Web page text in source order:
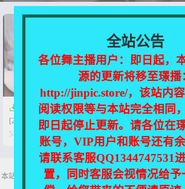
主播合集
用户中心
正在为您加载新内容

快手倩宝宝 付费诱惑自拍
[20V/100M]
5年前
0  154
本站所有资源均收集自互联网，仅供个人欣赏交流，如
我们，我们将尽快处理！
全站公告
各位舞主播用户：即日起，
源的更新将移至璟播
http://jinpic.store/，该站内
阅读权限等与本站完全相同
即日起停止更新。请各位在
账号，VIP用户和账号还有
请联系客服QQ1344747531
置，同时客服会视情况给予